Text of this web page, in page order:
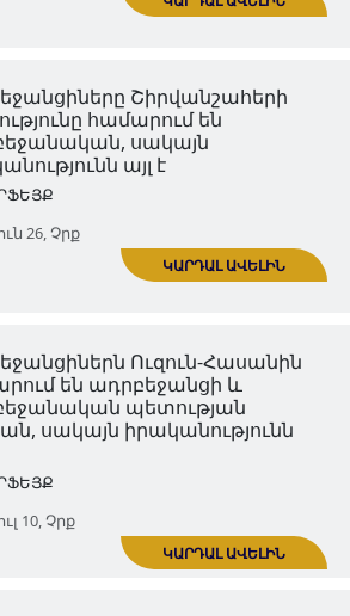
Ֆիզուլիին
են ադրբեջանցի
իրականությունը
Հուն 12, Չրք
կարա-
համարում են
սակայն
այլ է
| Հոդվածներ |